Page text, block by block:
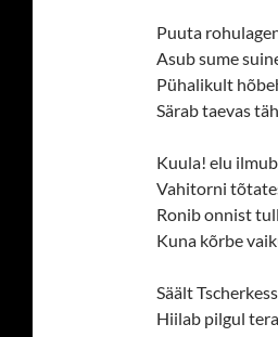
Puuta
Asub sume
Pühalikult
Särab taevas
Kuula! elu
Vahitorni
Ronib onnist
Kuna kõrbe
Säält
Hiilab pilgul